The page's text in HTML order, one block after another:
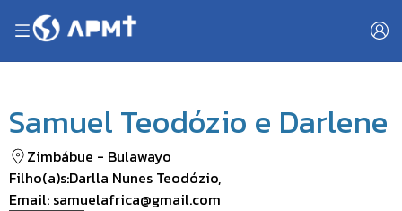
Samuel Teodózio e Darlene
Zimbábue - Bulawayo
Filho(a)s:Darlla Nunes Teodózio,
Email: samuelafrica@gmail.com